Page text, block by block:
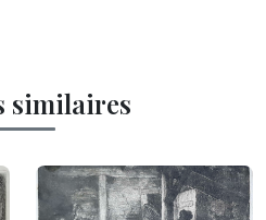
similaires